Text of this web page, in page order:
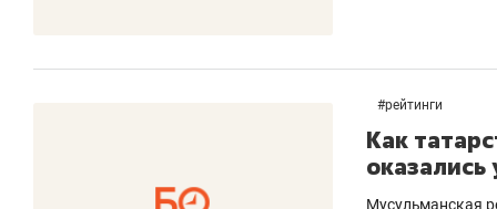
#рейтинги
Как
Мусульманская